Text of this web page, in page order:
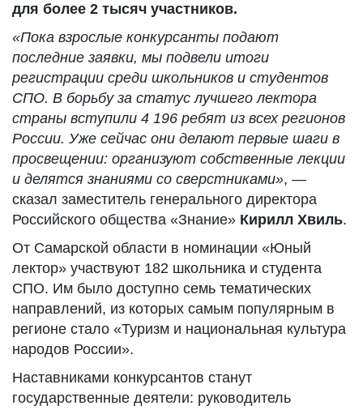
для более 2 тысяч участников.
«Пока взрослые конкурсанты подают
последние заявки, мы подвели итоги
регистрации среди школьников и студентов
СПО. В борьбу за статус лучшего лектора
страны вступили 4 196 ребят из всех регионов
России. Уже сейчас они делают первые шаги в
просвещении: организуют собственные лекции
и делятся знаниями со сверстниками», —
сказал заместитель генерального директора
Российского общества «Знание» Кирилл Хвиль.
От Самарской области в номинации «Юный
лектор» участвуют 182 школьника и студента
СПО. Им было доступно семь тематических
направлений, из которых самым популярным в
регионе стало «Туризм и национальная культура
народов России».
Наставниками конкурсантов станут
государственные деятели: руководитель